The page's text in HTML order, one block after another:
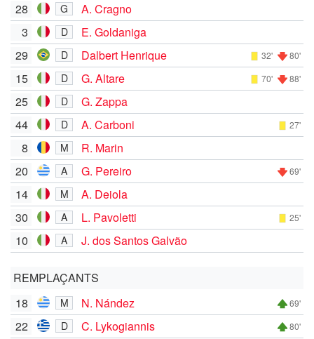
28 G
A. Cragno
3
D
E. Goldaniga
29
D Dalbert Henrique 32' 80'
15 D G. Altare 70' 88'
25 D
G. Zappa
44
D A. Carboni 27'
8 M
R. Marin
20
A G. Pereiro 69'
14 M
A. Deiola
30
A L. Pavoletti 25'
10 A J. dos Santos Galvão
REMPLAÇANTS
18
M N. Nández 69'
22 D C. Lykogiannis 80'